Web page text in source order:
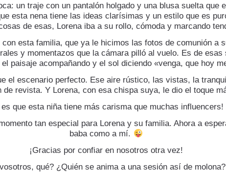
un traje con un pantalón holgado y una blusa suelta que
esta nena tiene las ideas clarísimas y un estilo que es
de esas, Lorena iba a su rollo, cómoda y marcando
esta familia, que ya le hicimos las fotos de comunión a
y momentazos que la cámara pilló al vuelo. Es de
paisaje acompañando y el sol diciendo «venga, que hoy
el escenario perfecto. Ese aire rústico, las vistas, la
de revista. Y Lorena, con esa chispa suya, le dio el toque
es que esta niña tiene más carisma que muchas influencers!
tan especial para Lorena y su familia. Ahora a
baba como a mí.
¡Gracias por confiar en nosotros otra vez!
qué? ¿Quién se anima a una sesión así de molona?